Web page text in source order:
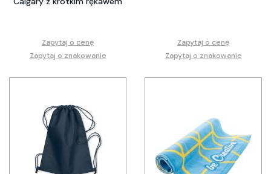
Zapytaj o cenę
Zapytaj o znakowanie
Zapytaj o cenę
Zapytaj o znakowanie